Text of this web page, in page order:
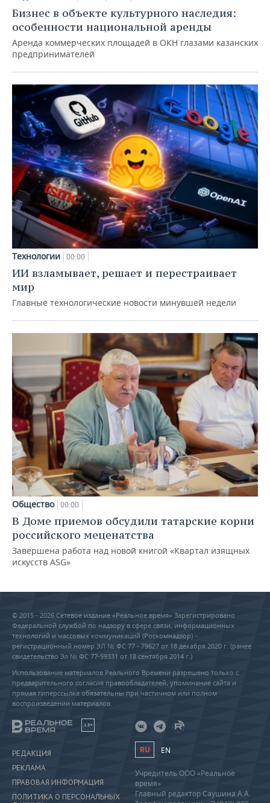
Бизнес в объекте культурного наследия:
особенности национальной аренды
Аренда коммерческих площадей в ОКН глазами казанских
предпринимателей
Технологии 00:00
ИИ взламывает, решает и перестраивает
мир
Главные технологические новости минувшей недели
Общество 00:00
В Доме приемов обсудили татарские корни
российского меценатства
Завершена работа над новой книгой «Квартал изящных
искусств ASG»
© 2015 - 2026 Сетевое издание «Реальное время» Зарегистрировано
Федеральной службой по надзору в сфере связи, информационных
технологий и массовых коммуникаций (Роскомнадзор) –
регистрационный номер ЭЛ № ФС 77 - 79627 от 18 декабря 2020 г. (ранее
свидетельство Эл № ФС 77-59331 от 18 сентября 2014 г.)
Использование материалов Реального Времени разрешено только с
предварительного согласия правообладателей, упоминание сайта и
прямая гиперссылка обязательны при частичном или полном
воспроизведении материалов.
18+
РЕДАКЦИЯ
РЕКЛАМА
ПРАВОВАЯ ИНФОРМАЦИЯ
ПОЛИТИКА О ПЕРСОНАЛЬНЫХ
RU EN
Учредитель ООО «Реальное
время»
Главный редактор Саушина А.А.